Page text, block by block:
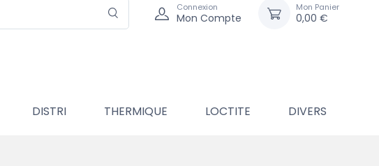
Connexion
Mon Compte
Mon Panier
0,00 €
DISTRI THERMIQUE LOCTITE DIVERS